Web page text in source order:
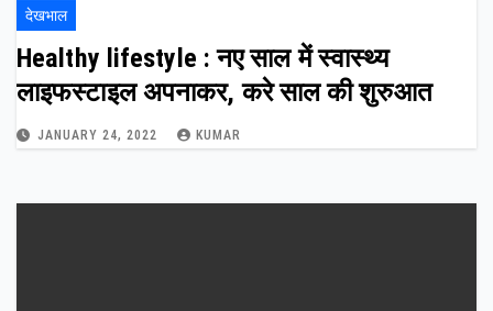
देखभाल
Healthy lifestyle : नए साल में स्वास्थ्य
लाइफस्टाइल अपनाकर, करे साल की शुरुआत
JANUARY 24, 2022 KUMAR